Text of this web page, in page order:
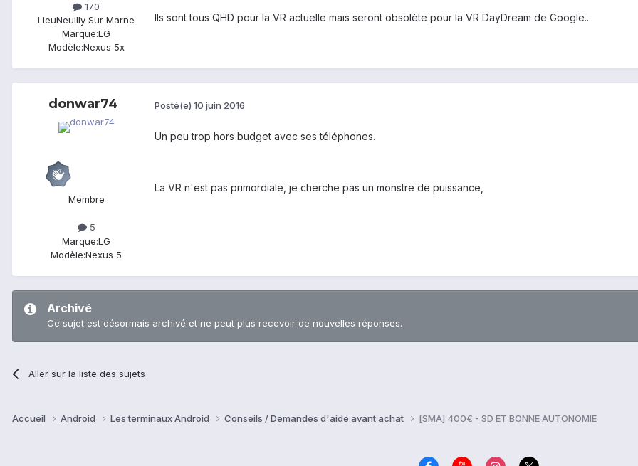
170
LieuNeuilly Sur Marne
Marque:LG
Modèle:Nexus 5x
Ils sont tous QHD pour la VR actuelle mais seront obsolète pour la VR DayDream de Google...
donwar74
Membre
5
Marque:LG
Modèle:Nexus 5
Posté(e) 10 juin 2016
Un peu trop hors budget avec ses téléphones.
La VR n'est pas primordiale, je cherche pas un monstre de puissance,
Archivé
Ce sujet est désormais archivé et ne peut plus recevoir de nouvelles réponses.
Aller sur la liste des sujets
Accueil Android Les terminaux Android Conseils / Demandes d'aide avant achat [SMA] 400€ - SD ET BONNE AUTONOMIE